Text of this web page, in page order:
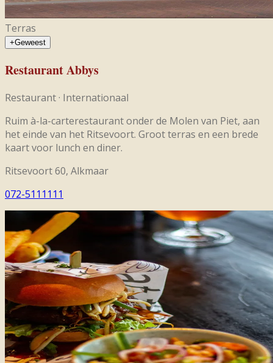
Terras
+Geweest
Restaurant Abbys
Restaurant · Internationaal
Ruim à-la-carterestaurant onder de Molen van Piet, aan
het einde van het Ritsevoort. Groot terras en een brede
kaart voor lunch en diner.
Ritsevoort 60, Alkmaar
072-5111111